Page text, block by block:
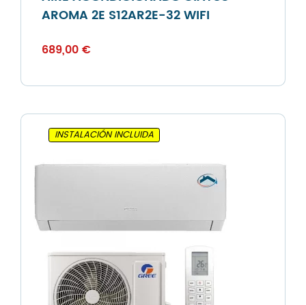
AROMA 2E S12AR2E-32 WIFI
689,00€
INSTALACIÓN INCLUIDA